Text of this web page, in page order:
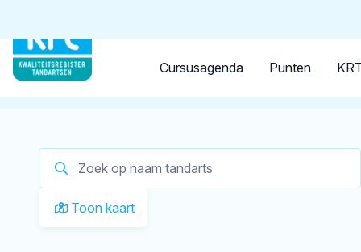
Cursusagenda Punten
Je zoekt een
Op dit moment zijn er1 tandartsen in Hansweert
Toon kaart